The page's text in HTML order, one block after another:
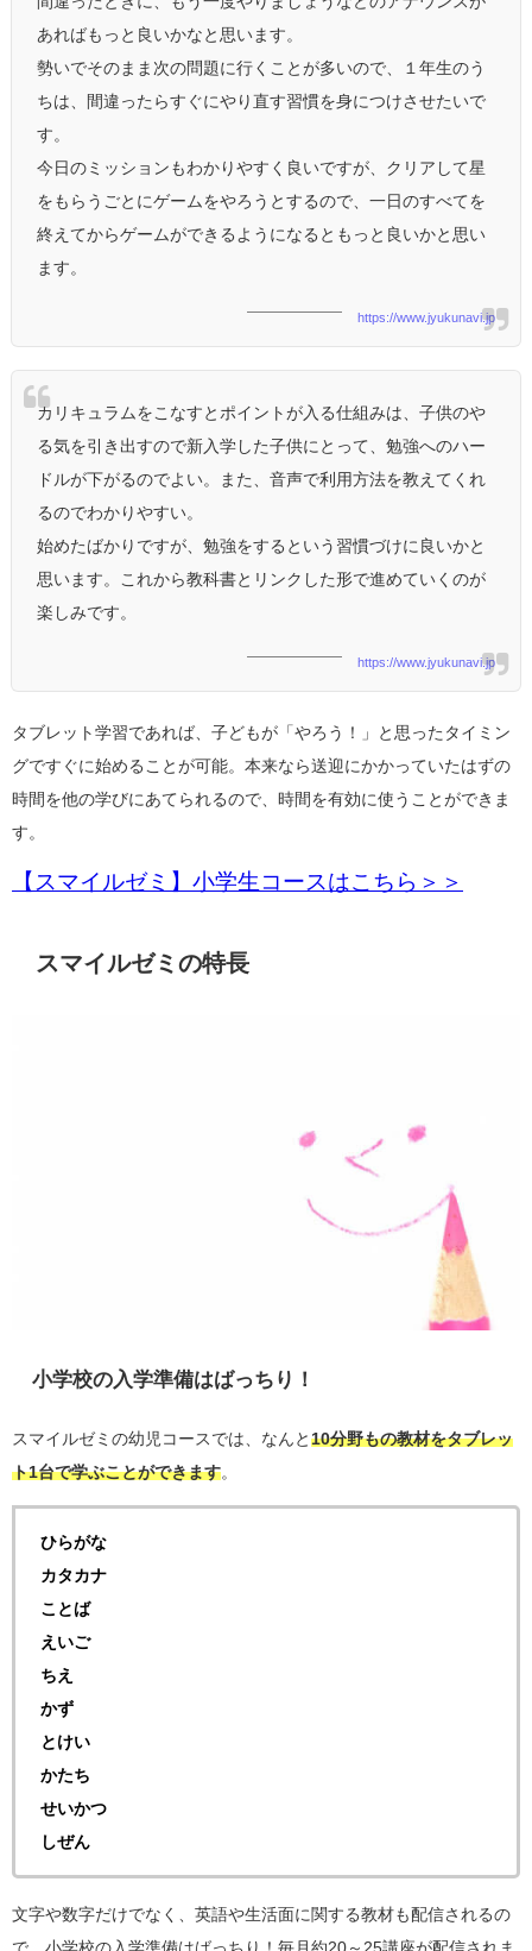
あればもっと良いかなと思います。
勢いでそのまま次の問題に行くことが多いので、１年生のう
ちは、間違ったらすぐにやり直す習慣を身につけさせたいで
す。
今日のミッションもわかりやすく良いですが、クリアして星
をもらうごとにゲームをやろうとするので、一日のすべてを
終えてからゲームができるようになるともっと良いかと思い
ます。
https://www.jyukunavi.jp
カリキュラムをこなすとポイントが入る仕組みは、子供のや
る気を引き出すので新入学した子供にとって、勉強へのハー
ドルが下がるのでよい。また、音声で利用方法を教えてくれ
るのでわかりやすい。
始めたばかりですが、勉強をするという習慣づけに良いかと
思います。これから教科書とリンクした形で進めていくのが
楽しみです。
https://www.jyukunavi.jp
タブレット学習であれば、子どもが「やろう！」と思ったタイミン
グですぐに始めることが可能。本来なら送迎にかかっていたはずの
時間を他の学びにあてられるので、時間を有効に使うことができま
す。
【スマイルゼミ】小学生コースはこちら＞＞
スマイルゼミの特長
小学校の入学準備はばっちり！
スマイルゼミの幼児コースでは、なんと 10分野もの教材をタブレッ
ト1台で学ぶことができます
ひらがな
カタカナ
ことば
えいご
ちえ
かず
とけい
かたち
せいかつ
しぜん
文字や数字だけでなく、英語や生活面に関する教材も配信されるの